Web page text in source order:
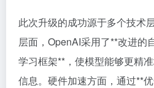
此次升级的成功源于多个技术
层面，OpenAI采用了**改进的
学习框架**，使模型能够更精
信息。硬件加速方面，通过**